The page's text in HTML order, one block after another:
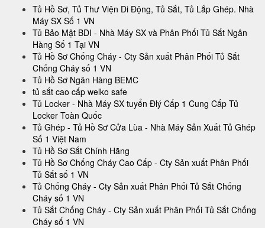
Tủ Hồ Sơ, Tủ Thư Viện Di Động, Tủ Sắt, Tủ Lắp Ghép. Nhà
Máy SX Số 1 VN
Tủ Bảo Mật BDI - Nhà Máy SX và Phân Phối Tủ Sắt Ngân
Hàng Số 1 Tại VN
Tủ Hồ Sơ Chống Cháy - Cty Sản xuất Phân Phối Tủ Sắt
Chống Cháy số 1 VN
Tủ Hồ Sơ Ngân Hàng BEMC
tủ sắt cao cấp welko safe
Tủ Locker - Nhà Máy SX tuyển Đlý Cấp 1 Cung Cấp Tủ
Locker Toàn Quốc
Tủ Ghép - Tủ Hồ Sơ Cửa Lùa - Nhà Máy Sản Xuất Tủ Ghép
Số 1 Việt Nam
Tủ Hồ Sơ Sắt Chính Hãng
Tủ Hồ Sơ Chống Cháy Cao Cấp - Cty Sản xuất Phân Phối
Tủ Sắt số 1 VN
Tủ Chống Cháy - Cty Sản xuất Phân Phối Tủ Sắt Chống
Cháy số 1 VN
Tủ Sắt Chống Cháy - Cty Sản xuất Phân Phối Tủ Sắt Chống
Cháy số 1 VN